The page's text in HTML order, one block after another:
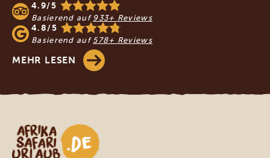
4.9/5
Basierend auf 933+ Reviews
4.8/5
Basierend auf 578+ Reviews
MEHR LESEN
Afrika Safari Urlaub